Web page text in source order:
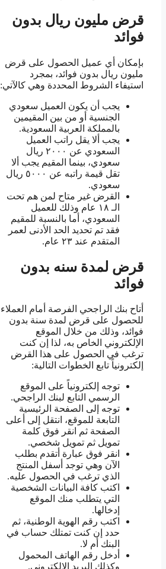
قرض مليون ريال بدون
فوائد
بإمكان أي عميل الحصول على قرض
مليون ريال بدون فوائد، بمجرد
استيفاء الشروط المحددة وهي كالآتي:
يجب أن يكون العميل سعودي
الجنسية أو من بين المقيمين
بالمملكة العربية السعودية.
يجب ألا يقل راتب العميل
السعودي عن ٢٠٠٠ ريال
سعودي، بينما المقيم يجب ألا
تقل قيمة راتبه عن ٥٠٠٠ ريال
سعودي.
القرض غير متاح لمن هم تحت
الـ ١٨ عام وذلك للعميل
السعودي، أما بالنسبة للمقيم
فقد تم تحديد الحد الأدنى لعمر
المتقدم عند ٢٣ عام.
قرض لمدة سنه بدون
فوائد
أتاح بنك الراجحي الفرصة أمام العملاء
للحصول على قرض لمدة سنة بدون
فوائد، وذلك من خلال الموقع
الإلكتروني الخاص به، لذا إن كنت
ترغب في الحصول على هذا القرض
إلكترونياً تابع الخطوات التالية:
توجه إلكترونياً على الموقع
الرسمي التابع لبنك الراجحي.
توجه إلى الصفحة الرئيسية
التابعة للموقع، انتقل إلى أعلى
الصفحة ثم انقر فوق كلمة
تمويل ثم تمويل شخصي.
انقر فوق عبارة أتقدم بطلب
الآن وهي توجد أسفل المنتج
الذي ترغب في الحصول عليه.
اكتب كافة البيانات الشخصية
التي يتطلب منك الموقع
إدخالها.
اكتب رقم الهوية الوطنية، ثم
حدد إن كنت تمتلك حساب في
البنك أم لا.
أدخل رقم الهاتف المحمول
وكذلك البريد الإلكتروني.